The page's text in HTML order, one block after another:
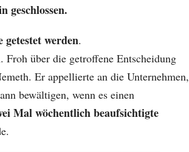
geschlossen.
werden.
über die getroffene Entscheidung
Er appellierte an die Unternehmen,
bewältigen, wenn es einen
Mal wöchentlich beaufsichtigte